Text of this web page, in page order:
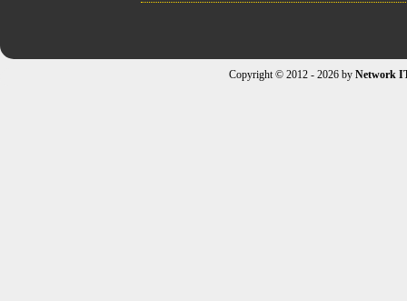
Copyright © 2012 - 2026 by Network